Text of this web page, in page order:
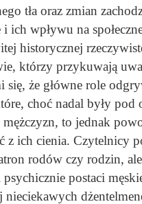
tła oraz zmian
i ich wpływu na
historycznej
którzy przykuwają
się, że główne role
choć nadal były pod
to jednak
z ich cienia. Czytelnicy
rodów czy rodzin,
postaci
nieciekawych